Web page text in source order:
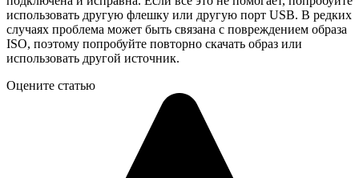
использовать другую флешку или другую порт USB. В редких
случаях проблема может быть связана с повреждением образа
ISO, поэтому попробуйте повторно скачать образ или
использовать другой источник.
Оцените статью